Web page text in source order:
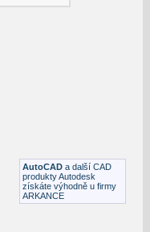
AutoCAD a další CAD
produkty Autodesk
získáte výhodně u firmy
ARKANCE